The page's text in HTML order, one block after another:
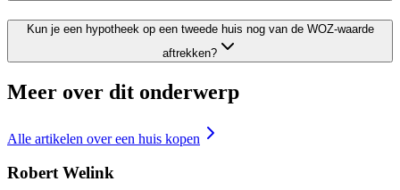
Kun je een hypotheek op een tweede huis nog van de WOZ-waarde
aftrekken?
Meer over dit onderwerp
Alle artikelen overeen huis kopen
Robert Welink